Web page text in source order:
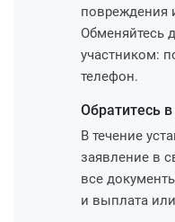
повреждения
Обменяйтесь
участником:
телефон.
Обратитесь
В течение
заявление в
все
и выплата